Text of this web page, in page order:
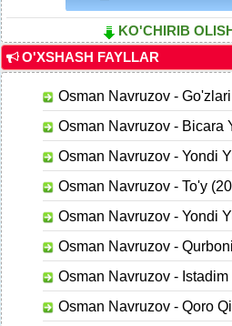
KO'CHIRIB
O'XSHASH FAYLLAR
Osman Navruzov -
Osman Navruzov - Bicara
Osman Navruzov - Yondi
Osman Navruzov - To'y
Osman Navruzov - Yondi
Osman Navruzov -
Osman Navruzov - Istadim
Osman Navruzov - Qoro